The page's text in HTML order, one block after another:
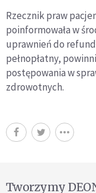
Rzecznik praw
poinformowała w
uprawnień do
pełnopłatny,
postępowania w
zdrowotnych.
Tworzymy